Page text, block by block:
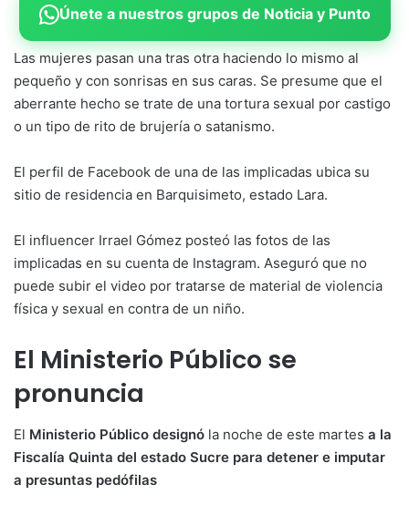
Únete a nuestros grupos de Noticia y Punto
Las mujeres pasan una tras otra haciendo lo mismo al
pequeño y con sonrisas en sus caras. Se presume que el
aberrante hecho se trate de una tortura sexual por castigo
o un tipo de rito de brujería o satanismo.
El perfil de Facebook de una de las implicadas ubica su
sitio de residencia en Barquisimeto, estado Lara.
El influencer Irrael Gómez posteó las fotos de las
implicadas en su cuenta de Instagram. Aseguró que no
puede subir el video por tratarse de material de violencia
física y sexual en contra de un niño.
El Ministerio Público se
pronuncia
El Ministerio Público designó la noche de este martes a la
Fiscalía Quinta del estado Sucre para detener e imputar
a presuntas pedófilas